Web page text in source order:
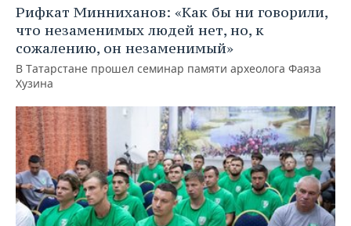
Рифкат Минниханов: «Как бы ни говорили,
что незаменимых людей нет, но, к
сожалению, он незаменимый»
В Татарстане прошел семинар памяти археолога Фаяза
Хузина